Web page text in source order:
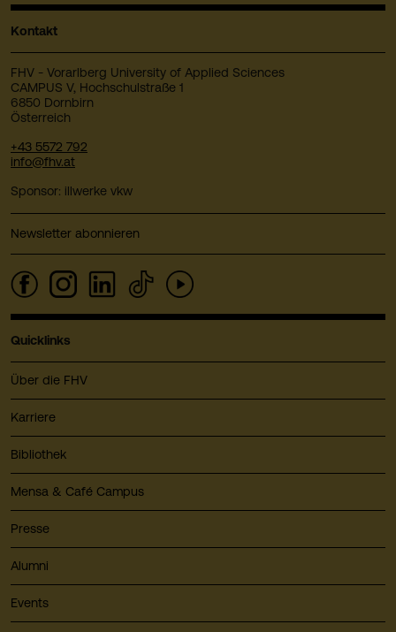
Kontakt
FHV - Vorarlberg University of Applied Sciences
CAMPUS V, Hochschulstraße 1
6850 Dornbirn
Österreich
+43 5572 792
info@fhv.at
Sponsor: illwerke vkw
Newsletter abonnieren
Quicklinks
Über die FHV
Karriere
Bibliothek
Mensa & Café Campus
Presse
Alumni
Events